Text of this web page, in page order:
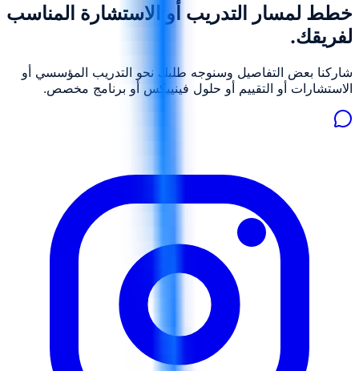
خطط لمسار التدريب أو الاستشارة المناسب
لفريقك.
شاركنا بعض التفاصيل وسنوجه طلبك نحو التدريب المؤسسي أو
الاستشارات أو التقييم أو حلول فينييكس أو برنامج مخصص.